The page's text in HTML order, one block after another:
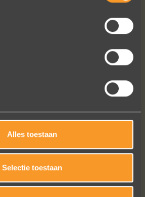
Alles toestaan
Selectie toestaan